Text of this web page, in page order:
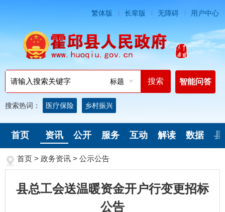
繁体版 长辈版 无障碍 用户中心
标题 智能问答
搜索热词： 医疗保险 乡村振兴
首页 资讯 公开 服务 互动 解读 数据 县
首页 > 政务资讯 > 公示公告
县总工会送温暖资金开户行变更招标
公告